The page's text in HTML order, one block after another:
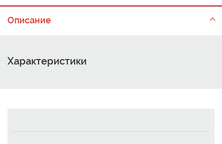
Описание
Характеристики